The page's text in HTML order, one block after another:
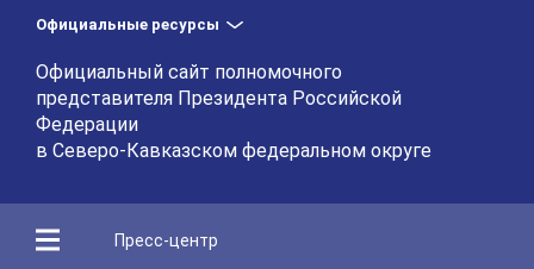
Официальные ресурсы
Официальный сайт полномочного
представителя Президента Российской
Федерации
в Северо-Кавказском федеральном округе
Пресс-центр